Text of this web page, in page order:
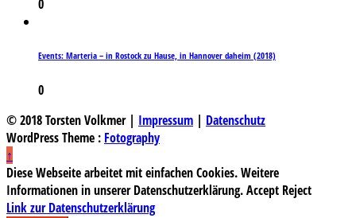
0
Events: Marteria – in Rostock zu Hause, in Hannover daheim (2018)
0
© 2018 Torsten Volkmer | Impressum | Datenschutz
WordPress Theme : Fotography
↑
Diese Webseite arbeitet mit einfachen Cookies. Weitere
Informationen in unserer Datenschutzerklärung.Accept Reject
Link zur Datenschutzerklärung